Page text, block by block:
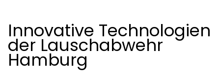
Innovative Technologien
der Lauschabwehr
Hamburg